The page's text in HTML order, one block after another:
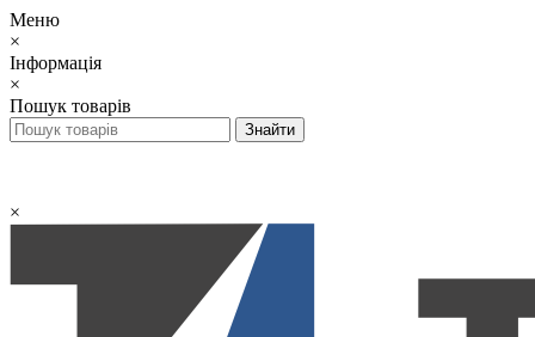
Меню
×
Інформація
×
Пошук товарів
×